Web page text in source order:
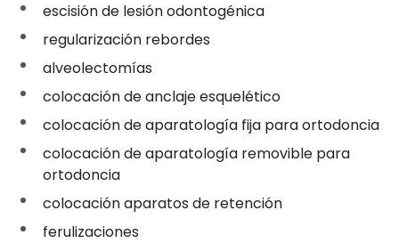
escisión de lesión odontogénica
regularización rebordes
alveolectomías
colocación de anclaje esquelético
colocación de aparatología fija para ortodoncia
colocación de aparatología removible para
ortodoncia
colocación aparatos de retención
ferulizaciones